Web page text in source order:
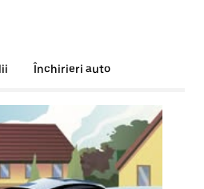
Închirieri auto